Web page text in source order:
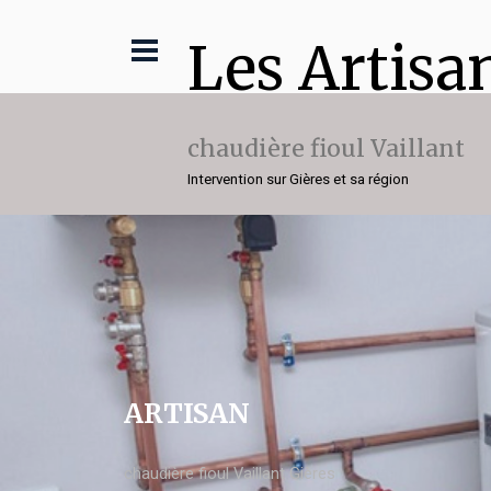
Les
chaudière fioul Vaillant
Intervention sur Gières et sa région
ARTISAN
chaudière fioul Vaillant Gières